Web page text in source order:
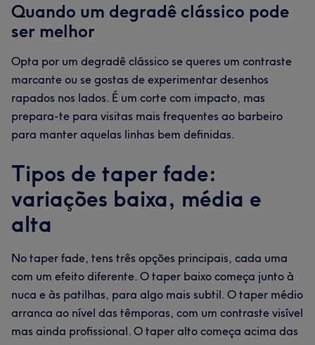
Quando um degradê clássico pode
ser melhor
Opta por um degradê clássico se queres um contraste
marcante ou se gostas de experimentar desenhos
rapados nos lados. É um corte com impacto, mas
prepara-te para visitas mais frequentes ao barbeiro
para manter aquelas linhas bem definidas.
Tipos de taper fade:
variações baixa, média e
alta
No taper fade, tens três opções principais, cada uma
com um efeito diferente. O taper baixo começa junto à
nuca e às patilhas, para algo mais subtil. O taper médio
arranca ao nível das têmporas, com um contraste visível
mas ainda profissional. O taper alto começa acima das